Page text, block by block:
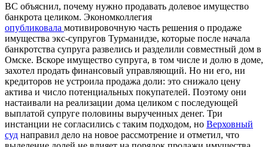
ВС объяснил, почему нужно продавать долевое имущество
банкрота целиком. Экономколлегия
опубликовала мотивировочную часть решения о продаже
имущества экс-супругов Турманидзе, которые после начала
банкротства супруга развелись и разделили совместный дом в
Омске. Вскоре имущество супруга, в том числе и долю в доме,
захотел продать финансовый управляющий. Но ни его, ни
кредиторов не устроила продажа доли: это снижало цену
актива и число потенциальных покупателей. Поэтому они
настаивали на реализации дома целиком с последующей
выплатой супруге половины вырученных денег. Три
инстанции не согласились с таким подходом, но Верховный
суд направил дело на новое рассмотрение и отметил, что